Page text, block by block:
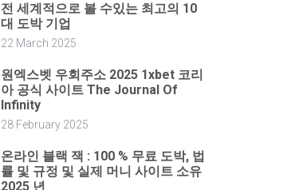
전 세계적으로 볼 수있는 최고의 10
대 도박 기업
22 March 2025
원엑스벳 우회주소 2025 1xbet 코리
아 공식 사이트 The Journal Of
Infinity
28 February 2025
온라인 블랙 잭 : 100 % 무료 도박, 법
률 및 규정 및 실제 머니 사이트 소유
2025 년